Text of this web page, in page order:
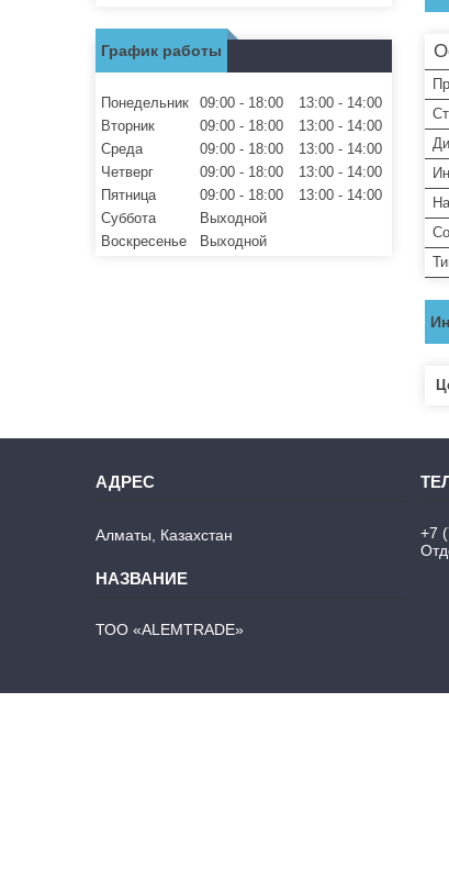
График работы
Понедельник 09:00 18:00 13:00
14:00
Вторник
09:00 18:00 13:00
14:00
Среда
09:00 18:00 13:00
14:00
Четверг
09:00 18:00 13:00
14:00
Пятница
09:00 18:00 13:00
14:00
Суббота
Выходной
Воскресенье
Выходной
Алматы, Казахстан
ТОО «ALEMTRADE»
+7